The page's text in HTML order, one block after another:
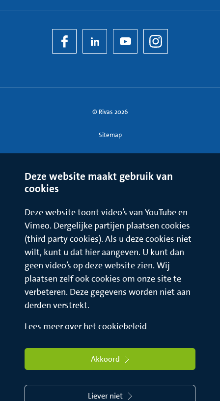
© Rivas 2026
Sitemap
Deze website maakt gebruik van
cookies
Deze website toont video’s van YouTube en
Vimeo. Dergelijke partijen plaatsen cookies
(third party cookies). Als u deze cookies niet
wilt, kunt u dat hier aangeven. U kunt dan
geen video’s op deze website zien. Wij
plaatsen zelf ook cookies om onze site te
verbeteren. Deze gegevens worden niet aan
derden verstrekt.
Lees meer over het cookiebeleid
Akkoord
Liever niet